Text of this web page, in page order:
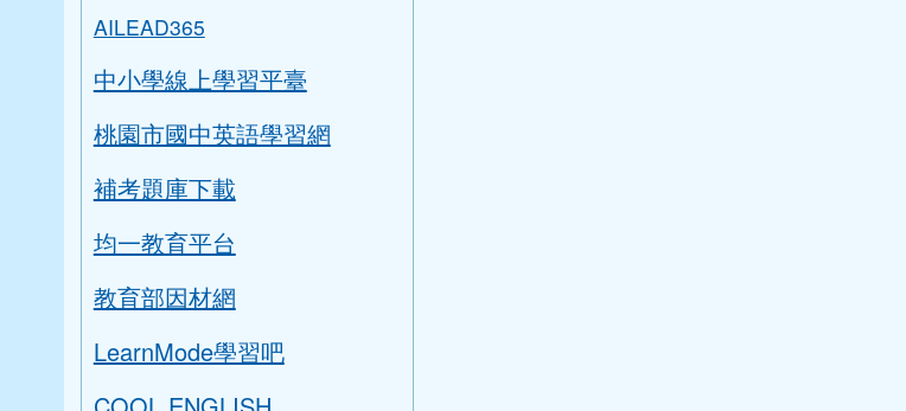
AILEAD365
中小學線上學習平臺
桃園市國中英語學習網
補考題庫下載
均一教育平台
教育部因材網
LearnMode學習吧